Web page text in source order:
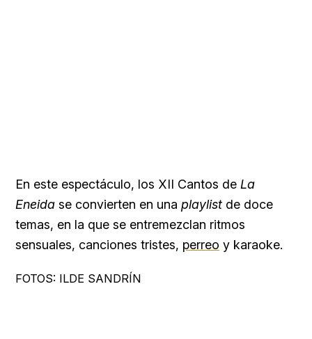
En este espectáculo, los XII Cantos de La
Eneida se convierten en una playlist de doce
temas, en la que se entremezclan ritmos
sensuales, canciones tristes, perreo y karaoke.
FOTOS: ILDE SANDRÍN